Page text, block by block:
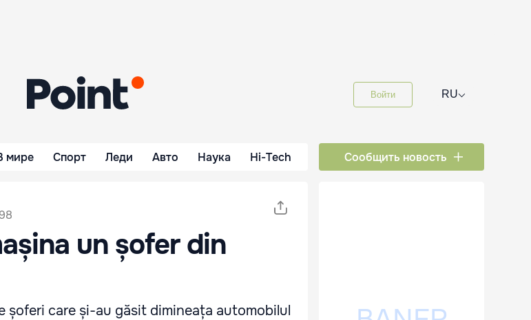
Войти RU⌵
мире Спорт Леди Авто Наука Hi-Tech Сообщить новость
un șofer din
șoferi care și-au găsit dimineața automobilul